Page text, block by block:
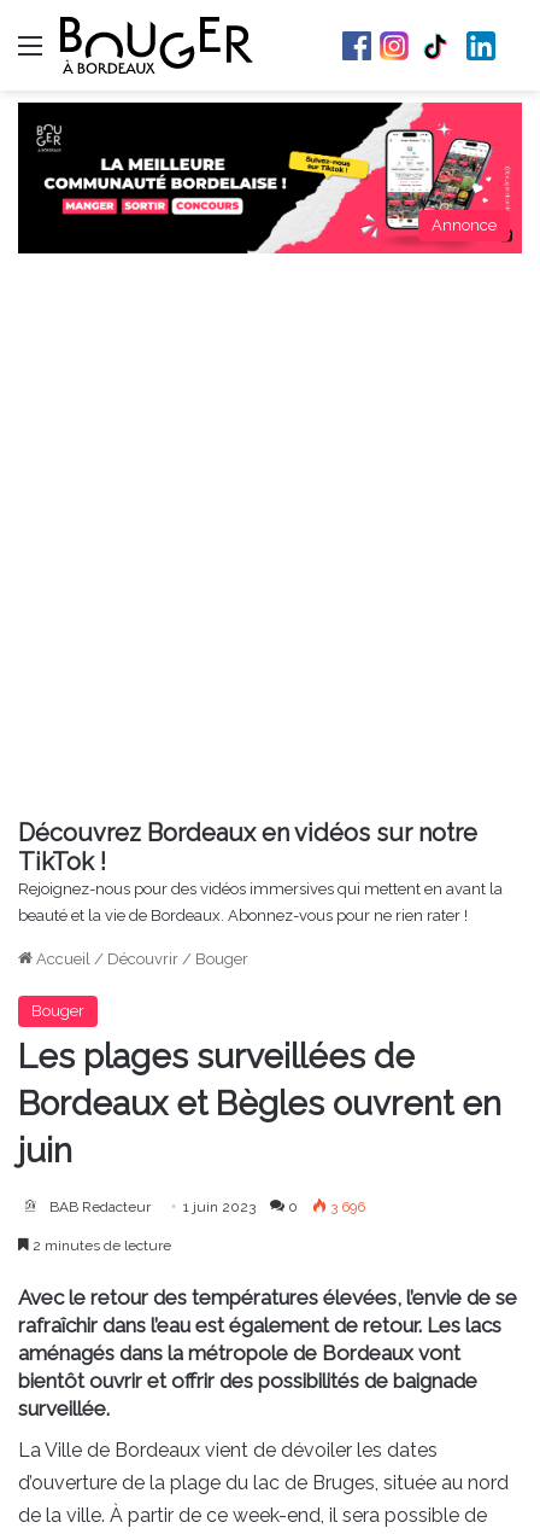
Menu
Annonce
Découvrez Bordeaux en vidéos sur notre
TikTok !
Rejoignez-nous pour des vidéos immersives qui mettent en avant la
beauté et la vie de Bordeaux. Abonnez-vous pour ne rien rater !
Accueil / Découvrir / Bouger
Bouger
Les plages surveillées de
Bordeaux et Bègles ouvrent en
juin
BAB Redacteur 1 juin 2023 0 3 696
2 minutes de lecture
Avec le retour des températures élevées, l’envie de se
rafraîchir dans l’eau est également de retour. Les lacs
aménagés dans la métropole de Bordeaux vont
bientôt ouvrir et offrir des possibilités de baignade
surveillée.
La Ville de Bordeaux vient de dévoiler les dates
d’ouverture de la plage du lac de Bruges, située au nord
de la ville. À partir de ce week-end, il sera possible de